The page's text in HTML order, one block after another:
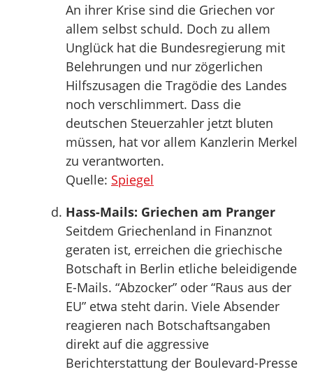
An ihrer Krise sind die Griechen vor
allem selbst schuld. Doch zu allem
Unglück hat die Bundesregierung mit
Belehrungen und nur zögerlichen
Hilfszusagen die Tragödie des Landes
noch verschlimmert. Dass die
deutschen Steuerzahler jetzt bluten
müssen, hat vor allem Kanzlerin Merkel
zu verantworten.
Quelle: Spiegel
Hass-Mails: Griechen am Pranger
Seitdem Griechenland in Finanznot
geraten ist, erreichen die griechische
Botschaft in Berlin etliche beleidigende
E-Mails. “Abzocker” oder “Raus aus der
EU” etwa steht darin. Viele Absender
reagieren nach Botschaftsangaben
direkt auf die aggressive
Berichterstattung der Boulevard-Presse